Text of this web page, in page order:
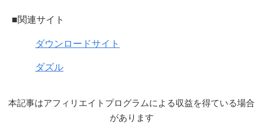
■関連サイト
ダウンロードサイト
ダズル
本記事はアフィリエイトプログラムによる収益を得ている場合
があります